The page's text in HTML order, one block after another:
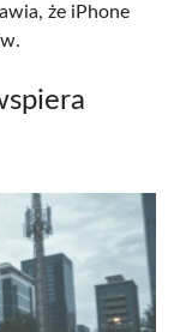
że iPhone